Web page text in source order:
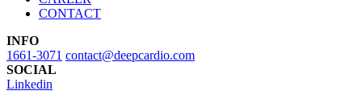
CONTACT
INFO
1661-3071 contact@deepcardio.com
SOCIAL
Linkedin